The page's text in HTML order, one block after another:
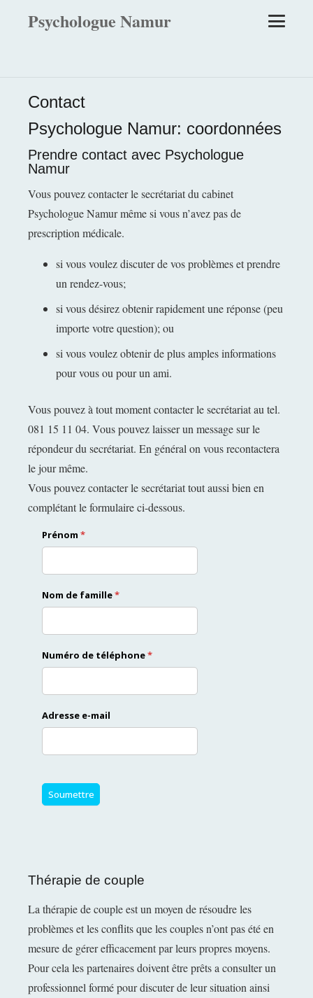
Psychologue Namur
Contact
Psychologue Namur: coordonnées
Prendre contact avec Psychologue
Namur
Vous pouvez contacter le secrétariat du cabinet
Psychologue Namur même si vous n’avez pas de
prescription médicale.
si vous voulez discuter de vos problèmes et prendre
un rendez-vous;
si vous désirez obtenir rapidement une réponse (peu
importe votre question); ou
si vous voulez obtenir de plus amples informations
pour vous ou pour un ami.
Vous pouvez à tout moment contacter le secrétariat au tel.
081 15 11 04. Vous pouvez laisser un message sur le
répondeur du secrétariat. En général on vous recontactera
le jour même.
Vous pouvez contacter le secrétariat tout aussi bien en
complétant le formulaire ci-dessous.
Thérapie de couple
La thérapie de couple est un moyen de résoudre les
problèmes et les conflits que les couples n’ont pas été en
mesure de gérer efficacement par leurs propres moyens.
Pour cela les partenaires doivent être prêts a consulter un
professionnel formé pour discuter de leur situation ainsi